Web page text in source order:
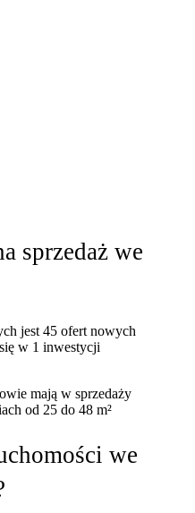
sprzedaż we
jest 45 ofert nowych
w 1 inwestycji
mają w sprzedaży
od 25 do 48 m²
we